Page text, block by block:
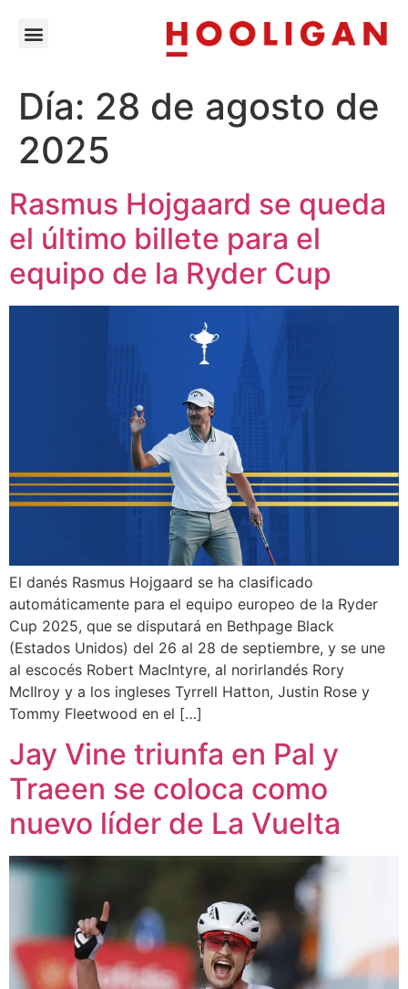
Día: 28 de agosto de
2025
Rasmus Hojgaard se queda
el último billete para el
equipo de la Ryder Cup
El danés Rasmus Hojgaard se ha clasificado
automáticamente para el equipo europeo de la Ryder
Cup 2025, que se disputará en Bethpage Black
(Estados Unidos) del 26 al 28 de septiembre, y se une
al escocés Robert MacIntyre, al norirlandés Rory
McIlroy y a los ingleses Tyrrell Hatton, Justin Rose y
Tommy Fleetwood en el […]
Jay Vine triunfa en Pal y
Traeen se coloca como
nuevo líder de La Vuelta